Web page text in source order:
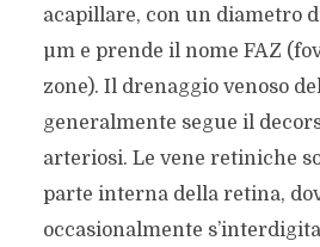
acapillare, con un diametro
µm e prende il nome FAZ
zone). Il drenaggio venoso
generalmente segue il
arteriosi. Le vene retiniche
parte interna della retina,
occasionalmente